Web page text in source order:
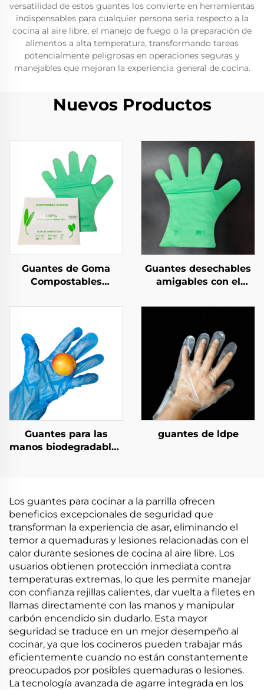
versatilidad de estos guantes los convierte en herramientas
indispensables para cualquier persona seria respecto a la
cocina al aire libre, el manejo de fuego o la preparación de
alimentos a alta temperatura, transformando tareas
potencialmente peligrosas en operaciones seguras y
manejables que mejoran la experiencia general de cocina.
Nuevos Productos
Guantes de Goma
Compostables
Compostables de
Almidón de Maíz
Guantes desechables
amigables con el
biodegradables y
material de PLA PBAT
almidón de maíz
Guantes para las
manos biodegradables
almidón de maíz
guantes de ldpe
Los guantes para cocinar a la parrilla ofrecen
beneficios excepcionales de seguridad que
transforman la experiencia de asar, eliminando el
temor a quemaduras y lesiones relacionadas con el
calor durante sesiones de cocina al aire libre. Los
usuarios obtienen protección inmediata contra
temperaturas extremas, lo que les permite manejar
con confianza rejillas calientes, dar vuelta a filetes en
llamas directamente con las manos y manipular
carbón encendido sin dudarlo. Esta mayor
seguridad se traduce en un mejor desempeño al
cocinar, ya que los cocineros pueden trabajar más
eficientemente cuando no están constantemente
preocupados por posibles quemaduras o lesiones.
La tecnología avanzada de agarre integrada en los